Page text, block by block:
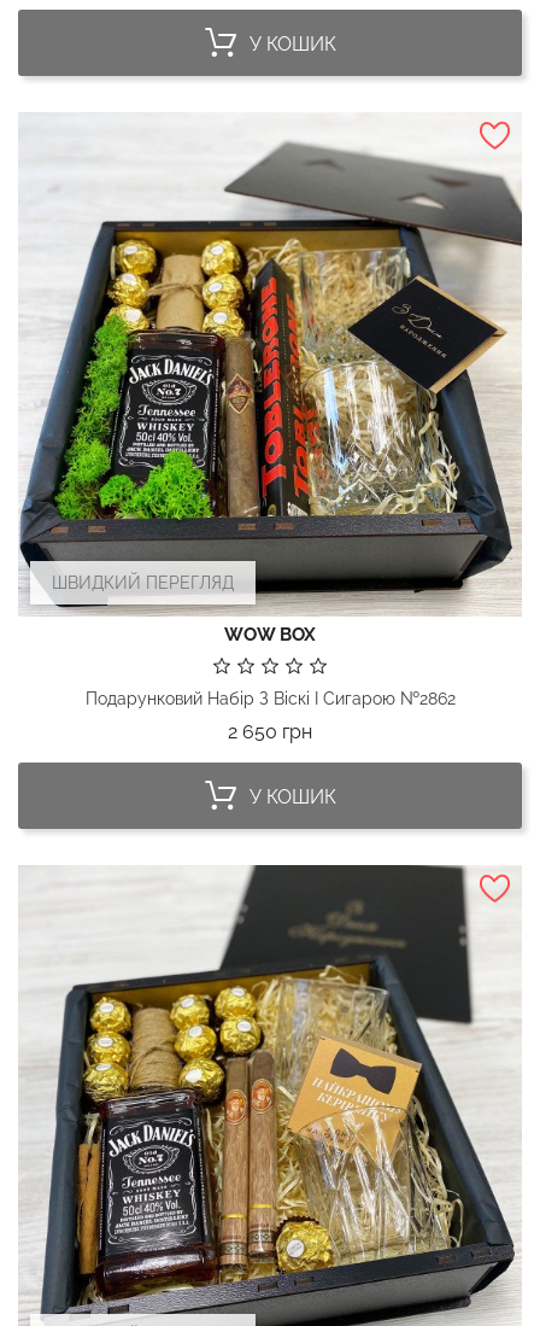
У КОШИК
ШВИДКИЙ ПЕРЕГЛЯД
WOW BOX
Подарунковий Набір З Віскі І Сигарою №2862
2 650 грнЦіна
У КОШИК